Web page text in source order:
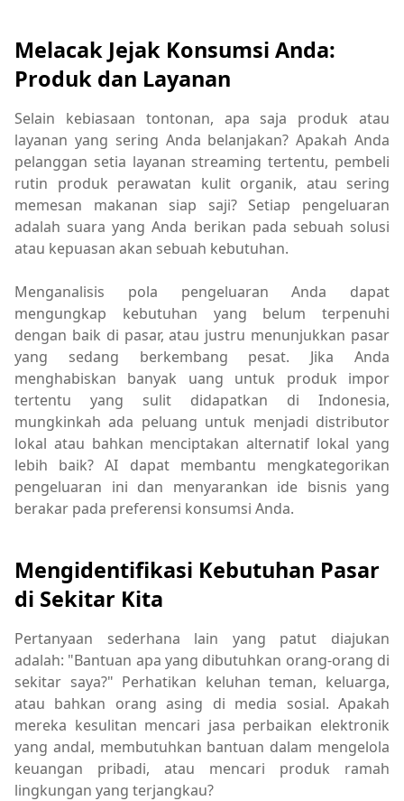
Melacak Jejak Konsumsi Anda:
Produk dan Layanan
Selain kebiasaan tontonan, apa saja produk atau
layanan yang sering Anda belanjakan? Apakah Anda
pelanggan setia layanan streaming tertentu, pembeli
rutin produk perawatan kulit organik, atau sering
memesan makanan siap saji? Setiap pengeluaran
adalah suara yang Anda berikan pada sebuah solusi
atau kepuasan akan sebuah kebutuhan.
Menganalisis pola pengeluaran Anda dapat
mengungkap kebutuhan yang belum terpenuhi
dengan baik di pasar, atau justru menunjukkan pasar
yang sedang berkembang pesat. Jika Anda
menghabiskan banyak uang untuk produk impor
tertentu yang sulit didapatkan di Indonesia,
mungkinkah ada peluang untuk menjadi distributor
lokal atau bahkan menciptakan alternatif lokal yang
lebih baik? AI dapat membantu mengkategorikan
pengeluaran ini dan menyarankan ide bisnis yang
berakar pada preferensi konsumsi Anda.
Mengidentifikasi Kebutuhan Pasar
di Sekitar Kita
Pertanyaan sederhana lain yang patut diajukan
adalah: "Bantuan apa yang dibutuhkan orang-orang di
sekitar saya?" Perhatikan keluhan teman, keluarga,
atau bahkan orang asing di media sosial. Apakah
mereka kesulitan mencari jasa perbaikan elektronik
yang andal, membutuhkan bantuan dalam mengelola
keuangan pribadi, atau mencari produk ramah
lingkungan yang terjangkau?